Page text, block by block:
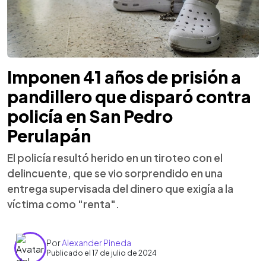
Imponen 41 años de prisión a
pandillero que disparó contra
policía en San Pedro
Perulapán
El policía resultó herido en un tiroteo con el
delincuente, que se vio sorprendido en una
entrega supervisada del dinero que exigía a la
víctima como "renta".
PorAlexander Pineda
Publicado el 17 de julio de 2024